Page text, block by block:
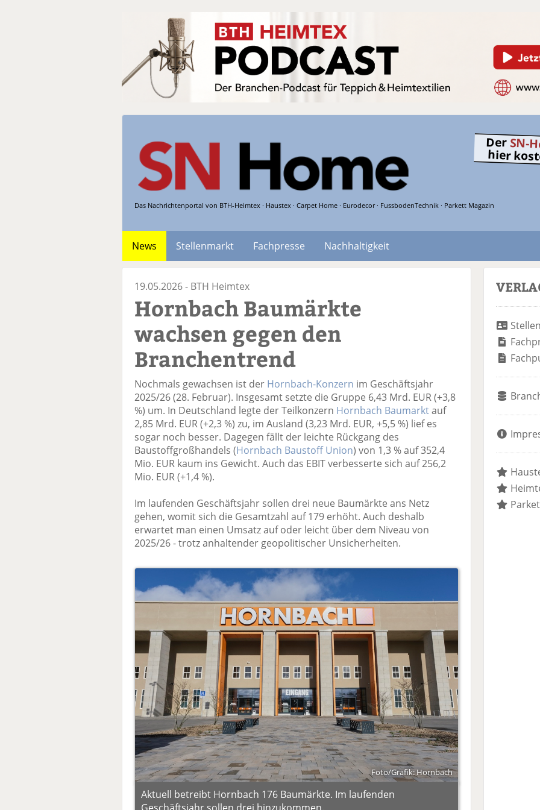
Das Nachrichtenportal von BTH-Heimtex · Haustex · Carpet Home · Eurodecor · FussbodenTechnik · Parkett Magazin
Der SN-
hier
News Stellenmarkt Fachpresse
Nachhaltigkeit
19.05.2026 - BTH Heimtex
Hornbach Baumärkte
wachsen gegen den
Branchentrend
Nochmals gewachsen ist der Hornbach-Konzern im Geschäftsjahr
2025/26 (28. Februar). Insgesamt setzte die Gruppe 6,43 Mrd. EUR (+3,8
%) um. In Deutschland legte der Teilkonzern Hornbach Baumarktauf
2,85 Mrd. EUR (+2,3 %) zu, im Ausland (3,23 Mrd. EUR, +5,5 %) lief es
sogar noch besser. Dagegen fällt der leichte Rückgang des
Baustoffgroßhandels (Hornbach Baustoff Union) von 1,3 % auf 352,4
Mio. EUR kaum ins Gewicht. Auch das EBIT verbesserte sich auf 256,2
Mio. EUR (+1,4 %).
Im laufenden Geschäftsjahr sollen drei neue Baumärkte ans Netz
gehen, womit sich die Gesamtzahl auf 179 erhöht. Auch deshalb
erwartet man einen Umsatz auf oder leicht über dem Niveau von
2025/26 - trotz anhaltender geopolitischer Unsicherheiten.
Foto/Grafik: Hornbach
Aktuell betreibt Hornbach 176 Baumärkte. Im laufenden
Geschäftsjahr sollen drei hinzukommen.